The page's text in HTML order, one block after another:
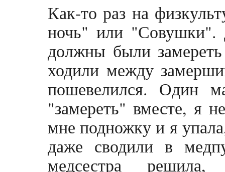
Как-то раз на
ночь" или "Совушки".
должны были
ходили между
пошевелился. Один
"замереть" вместе, я
мне подножку и я
даже сводили в
медсестра